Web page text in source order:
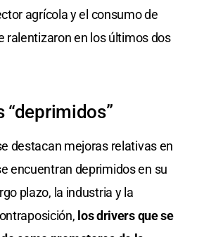
agrícola y el consumo de
ralentizaron en los últimos dos
“deprimidos”
destacan mejoras relativas en
encuentran deprimidos en su
plazo, la industria y la
los drivers que se